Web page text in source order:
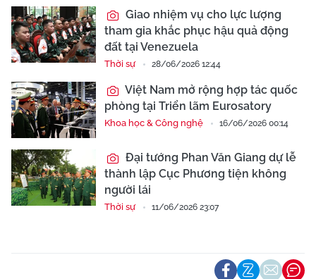
Giao nhiệm vụ cho lực lượng
tham gia khắc phục hậu quả động
đất tại Venezuela
Thời sự 28/06/2026 12:44
Việt Nam mở rộng hợp tác quốc
phòng tại Triển lãm Eurosatory
Khoa học & Công nghệ 16/06/2026 00:14
Đại tướng Phan Văn Giang dự lễ
thành lập Cục Phương tiện không
người lái
Thời sự 11/06/2026 23:07